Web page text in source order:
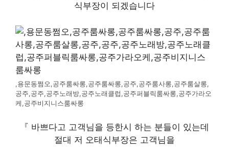
식부장이 되겠습니다
,용문동쩜오,공주룸싸롱,공주룸싸롱,공주,공주룸사롱,공주룸살롱,
공주,공주,공주노래방,공주노래클럽,공주퍼블릭룸싸롱,공주가라오
케,공주비지니스룸싸롱
『 바쁘다고 고객님을 등한시 하는 분들이 있는데
절대 저 오태식부장은 고객님을